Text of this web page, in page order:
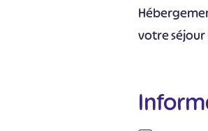
votre séjour